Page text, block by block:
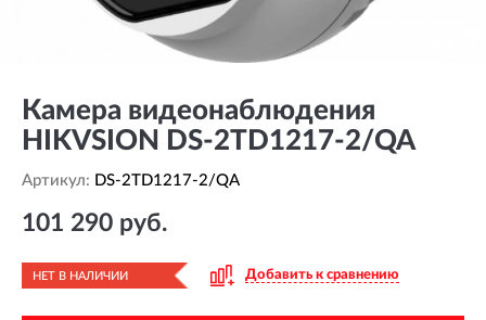
Камера видеонаблюдения
HIKVSION DS-2TD1217-2/QA
Артикул: DS-2TD1217-2/QA
101 290 руб.
НЕТ В НАЛИЧИИ Добавить к сравнению